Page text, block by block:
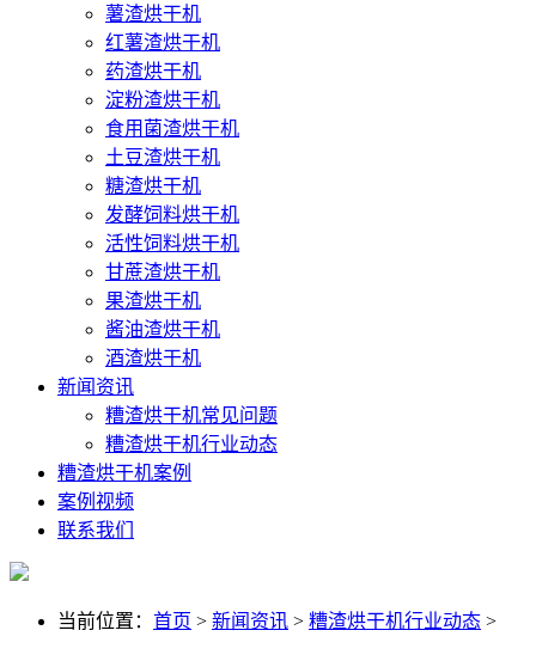
薯渣烘干机
红薯渣烘干机
药渣烘干机
淀粉渣烘干机
食用菌渣烘干机
土豆渣烘干机
糖渣烘干机
发酵饲料烘干机
活性饲料烘干机
甘蔗渣烘干机
果渣烘干机
酱油渣烘干机
酒渣烘干机
新闻资讯
糟渣烘干机常见问题
糟渣烘干机行业动态
糟渣烘干机案例
案例视频
联系我们
当前位置： 首页 > 新闻资讯 > 糟渣烘干机行业动态 >